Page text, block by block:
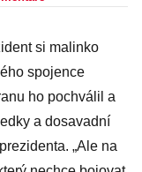
napadl
si malinko
spojence
ho pochválil a
a dosavadní
„Ale na